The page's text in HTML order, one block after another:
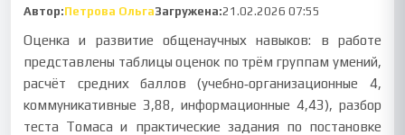
Автор:Петрова ОльгаЗагружена:21.02.2026 07:55
Оценка и развитие общенаучных навыков: в работе
представлены таблицы оценок по трём группам умений,
расчёт средних баллов (учебно‑организационные 4,
коммуникативные 3,88, информационные 4,43), разбор
теста Томаса и практические задания по постановке